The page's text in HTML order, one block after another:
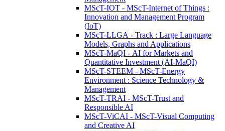
MScT-IOT - MScT-Internet of Things :
Innovation and Management Program
(IoT)
MScT-LLGA - Track : Large Language
Models, Graphs and Applications
MScT-MaQI - AI for Markets and
Quantitative Investment (AI-MaQI)
MScT-STEEM - MScT-Energy
Environment : Science Technology &
Management
MScT-TRAI - MScT-Trust and
Responsible AI
MScT-ViCAI - MScT-Visual Computing
and Creative AI